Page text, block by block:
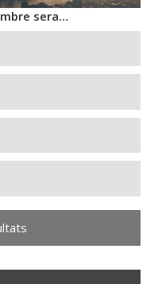
sera…